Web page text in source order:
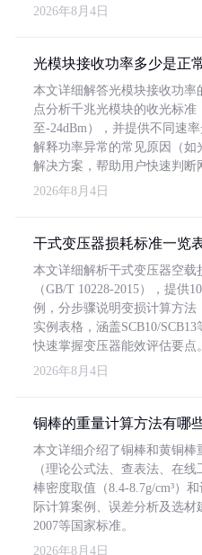
2026年8月4日
光模块接收功率多少是正
本文详细解答光模块接收功
点分析千兆光模块的收光标准
至-24dBm），并提供不同速
解释功率异常的常见原因（如
解决方案，帮助用户快速判断
2026年8月4日
干式变压器损耗标准一览
本文详细解析干式变压器空
（GB/T 10228-2015），提供
例，分步骤说明变损计算方
实例表格，涵盖SCB10/
快速掌握变压器能效评估要点。
2026年8月4日
铜棒的重量计算方法有哪
本文详细介绍了铜棒和黄铜棒
（理论公式法、查表法、在
棒密度取值（8.4-8.7g/cm³）
际计算案例、误差分析及选材
2007等国家标准。
2026年8月4日